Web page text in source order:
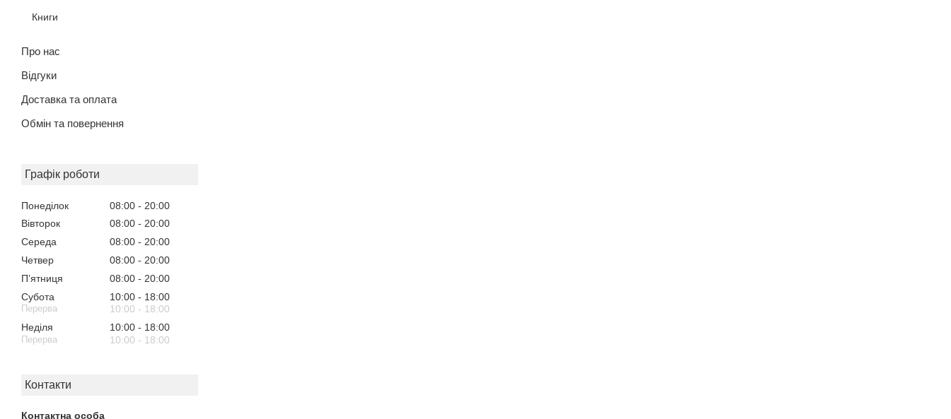
Книги
Про нас
Відгуки
Доставка та оплата
Обмін та повернення
Графік роботи
Понеділок 08:00
20:00
Вівторок
08:00
20:00
Середа
08:00
20:00
Четвер
08:00
20:00
Пʼятниця
08:00
20:00
Субота
10:00
18:00
10:00
18:00
Неділя
10:00
18:00
10:00
18:00
Контакти